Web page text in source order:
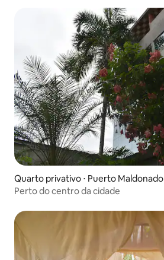
Quarto privativo ⋅ Puerto Maldonado
Perto do centro da cidade